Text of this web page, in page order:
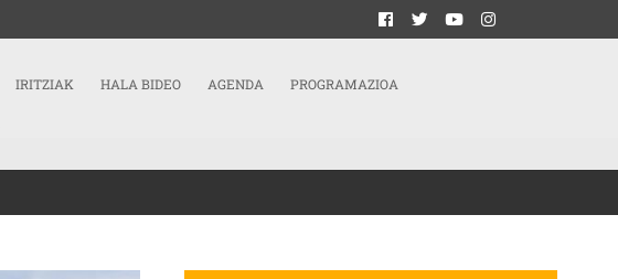
IRITZIAK HALA BIDEO AGENDA PROGRAMAZIOA